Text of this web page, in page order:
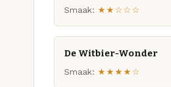
Smaak: ★★☆☆☆
De Witbier-Wonder
Smaak: ★★★★☆